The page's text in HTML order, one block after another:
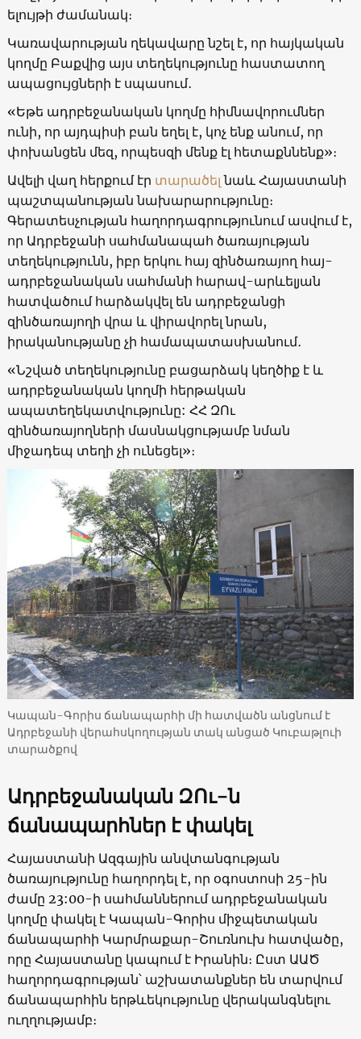
ելույթի ժամանակ։
Կառավարության ղեկավարը նշել է, որ հայկական
կողմը Բաքվից այս տեղեկությունը հաստատող
ապացույցների է սպասում․
«Եթե ադրբեջանական կողմը հիմնավորումներ
ունի, որ այդպիսի բան եղել է, կոչ ենք անում, որ
փոխանցեն մեզ, որպեսզի մենք էլ հետաքննենք»։
Ավելի վաղ հերքում էր տարածել նաև Հայաստանի
պաշտպանության նախարարությունը։
Գերատեսչության հաղորդագրությունում ասվում է,
որ Ադրբեջանի սահմանապահ ծառայության
տեղեկությունն, իբր երկու հայ զինծառայող հայ-
ադրբեջանական սահմանի հարավ-արևելյան
հատվածում հարձակվել են ադրբեջանցի
զինծառայողի վրա և վիրավորել նրան,
իրականությանը չի համապատասխանում․
«Նշված տեղեկությունը բացարձակ կեղծիք է և
ադրբեջանական կողմի հերթական
ապատեղեկատվությունը: ՀՀ ԶՈւ
զինծառայողների մասնակցությամբ նման
միջադեպ տեղի չի ունեցել»։
Կապան-Գորիս ճանապարհի մի հատվածն անցնում է
Ադրբեջանի վերահսկողության տակ անցած Կուբաթլուի
տարածքով
Ադրբեջանական ԶՈւ-ն
ճանապարհներ է փակել
Հայաստանի Ազգային անվտանգության
ծառայությունը հաղորդել է, որ օգոստոսի 25-ին
ժամը 23:00-ի սահմաններում ադրբեջանական
կողմը փակել է Կապան-Գորիս միջպետական
ճանապարհի Կարմրաքար-Շուռնուխ հատվածը,
որը Հայաստանը կապում է Իրանին։ Ըստ ԱԱԾ
հաղորդագրության՝ աշխատանքներ են տարվում
ճանապարհին երթևեկությունը վերականգնելու
ուղղությամբ։